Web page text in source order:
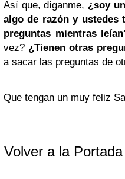
Así que, díganme, ¿soy
algo de razón y ustedes
preguntas mientras
vez? ¿Tienen otras
a sacar las preguntas de
Que tengan un muy feliz
Volver a la